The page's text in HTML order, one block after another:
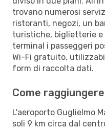
trovano numerosi
ristoranti, negozi, un
turistiche, biglietterie
terminal i passeggeri
Wi-Fi gratuito,
form di raccolta dati.
Come
L'aeroporto Guglielmo
soli 9 km circa dal